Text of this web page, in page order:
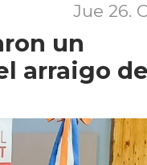
Jue 26.
un
arraigo